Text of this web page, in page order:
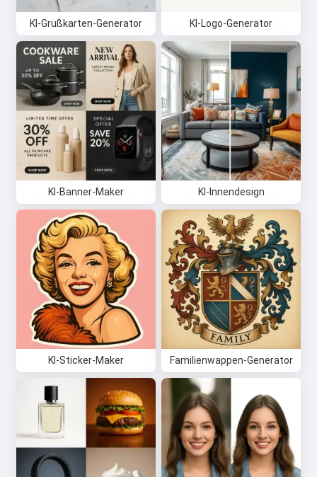
KI-Grußkarten-Generator KI-Logo-Generator
KI-Banner-Maker KI-Innendesign
KI-Sticker-Maker Familienwappen-Generator
Hi 👋